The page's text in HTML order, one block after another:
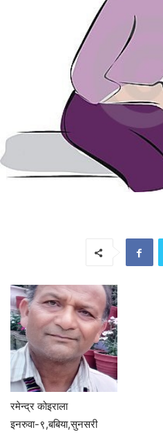
रमेन्द्र कोइराला
इनरुवा-९,बबिया,सुनसरी